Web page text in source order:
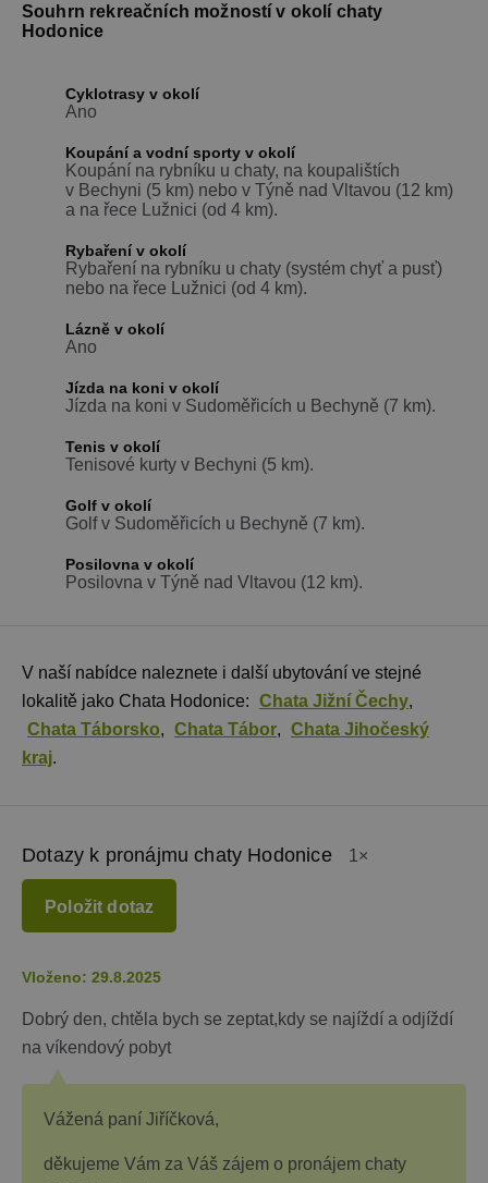
Souhrn rekreačních možností v okolí chaty
Hodonice
Cyklotrasy v okolí
Ano
Koupání a vodní sporty v okolí
Koupání na rybníku u chaty, na koupalištích
v Bechyni (5 km) nebo v Týně nad Vltavou (12 km)
a na řece Lužnici (od 4 km).
Rybaření v okolí
Rybaření na rybníku u chaty (systém chyť a pusť)
nebo na řece Lužnici (od 4 km).
Lázně v okolí
Ano
Jízda na koni v okolí
Jízda na koni v Sudoměřicích u Bechyně (7 km).
Tenis v okolí
Tenisové kurty v Bechyni (5 km).
Golf v okolí
Golf v Sudoměřicích u Bechyně (7 km).
Posilovna v okolí
Posilovna v Týně nad Vltavou (12 km).
V naší nabídce naleznete i další ubytování ve stejné
lokalitě jako Chata Hodonice: Chata Jižní Čechy,
Chata Táborsko, Chata Tábor, Chata Jihočeský
kraj.
Dotazy k pronájmu chaty Hodonice 1×
Položit dotaz
Vloženo: 29.8.2025
Dobrý den, chtěla bych se zeptat,kdy se najíždí a odjíždí
na víkendový pobyt
Vážená paní Jiříčková,
děkujeme Vám za Váš zájem o pronájem chaty